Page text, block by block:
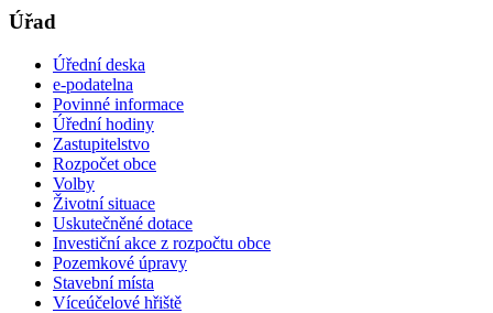
Úřad
Úřední deska
e-podatelna
Povinné informace
Úřední hodiny
Zastupitelstvo
Rozpočet obce
Volby
Životní situace
Uskutečněné dotace
Investiční akce z rozpočtu obce
Pozemkové úpravy
Stavební místa
Víceúčelové hřiště